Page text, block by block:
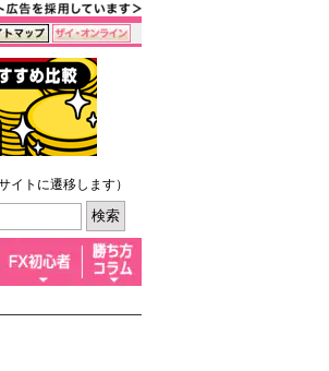
イトに遷移します）